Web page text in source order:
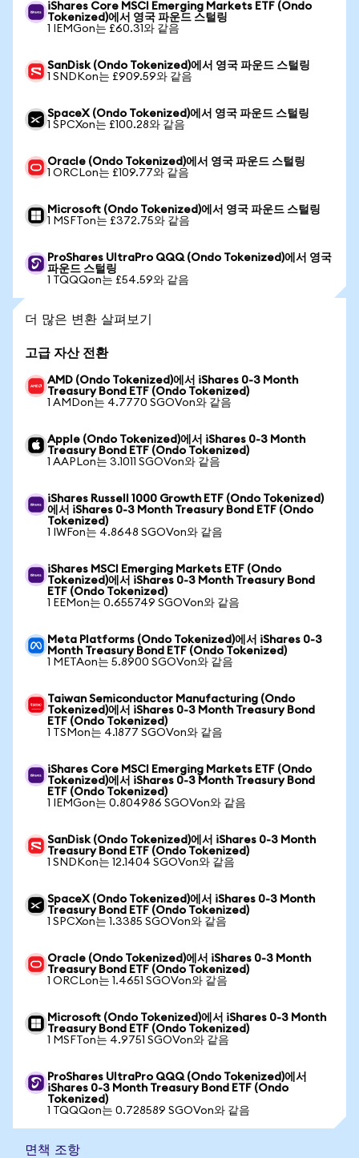
iShares Core MSCI Emerging Markets ETF (Ondo
Tokenized)에서 영국 파운드 스털링
1 IEMGon는 £60.31와 같음
SanDisk (Ondo Tokenized)에서 영국 파운드 스털링
1 SNDKon는 £909.59와 같음
SpaceX (Ondo Tokenized)에서 영국 파운드 스털링
1 SPCXon는 £100.28와 같음
Oracle (Ondo Tokenized)에서 영국 파운드 스털링
1 ORCLon는 £109.77와 같음
Microsoft (Ondo Tokenized)에서 영국 파운드 스털링
1 MSFTon는 £372.75와 같음
ProShares UltraPro QQQ (Ondo Tokenized)에서 영국
파운드 스털링
1 TQQQon는 £54.59와 같음
더 많은 변환 살펴보기
고급 자산 전환
AMD (Ondo Tokenized)에서 iShares 0-3 Month
Treasury Bond ETF (Ondo Tokenized)
1 AMDon는 4.7770 SGOVon와 같음
Apple (Ondo Tokenized)에서 iShares 0-3 Month
Treasury Bond ETF (Ondo Tokenized)
1 AAPLon는 3.1011 SGOVon와 같음
iShares Russell 1000 Growth ETF (Ondo Tokenized)
에서 iShares 0-3 Month Treasury Bond ETF (Ondo
Tokenized)
1 IWFon는 4.8648 SGOVon와 같음
iShares MSCI Emerging Markets ETF (Ondo
Tokenized)에서 iShares 0-3 Month Treasury Bond
ETF (Ondo Tokenized)
1 EEMon는 0.655749 SGOVon와 같음
Meta Platforms (Ondo Tokenized)에서 iShares 0-3
Month Treasury Bond ETF (Ondo Tokenized)
1 METAon는 5.8900 SGOVon와 같음
Taiwan Semiconductor Manufacturing (Ondo
Tokenized)에서 iShares 0-3 Month Treasury Bond
ETF (Ondo Tokenized)
1 TSMon는 4.1877 SGOVon와 같음
iShares Core MSCI Emerging Markets ETF (Ondo
Tokenized)에서 iShares 0-3 Month Treasury Bond
ETF (Ondo Tokenized)
1 IEMGon는 0.804986 SGOVon와 같음
SanDisk (Ondo Tokenized)에서 iShares 0-3 Month
Treasury Bond ETF (Ondo Tokenized)
1 SNDKon는 12.1404 SGOVon와 같음
SpaceX (Ondo Tokenized)에서 iShares 0-3 Month
Treasury Bond ETF (Ondo Tokenized)
1 SPCXon는 1.3385 SGOVon와 같음
Oracle (Ondo Tokenized)에서 iShares 0-3 Month
Treasury Bond ETF (Ondo Tokenized)
1 ORCLon는 1.4651 SGOVon와 같음
Microsoft (Ondo Tokenized)에서 iShares 0-3 Month
Treasury Bond ETF (Ondo Tokenized)
1 MSFTon는 4.9751 SGOVon와 같음
ProShares UltraPro QQQ (Ondo Tokenized)에서
iShares 0-3 Month Treasury Bond ETF (Ondo
Tokenized)
1 TQQQon는 0.728589 SGOVon와 같음
면책 조항